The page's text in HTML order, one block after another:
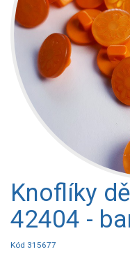
Knoflíky
42404 -
Kód 315677